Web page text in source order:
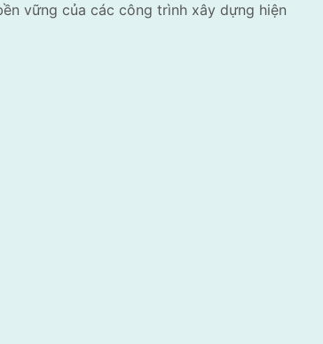
vững của các công trình xây dựng hiện